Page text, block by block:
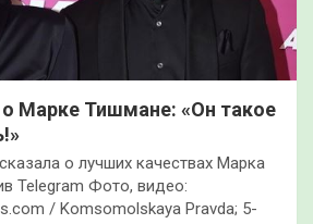
Марке Тишмане: «Он такое
о лучших качествах Марка
Telegram Фото, видео:
/ Komsomolskaya Pravda; 5-